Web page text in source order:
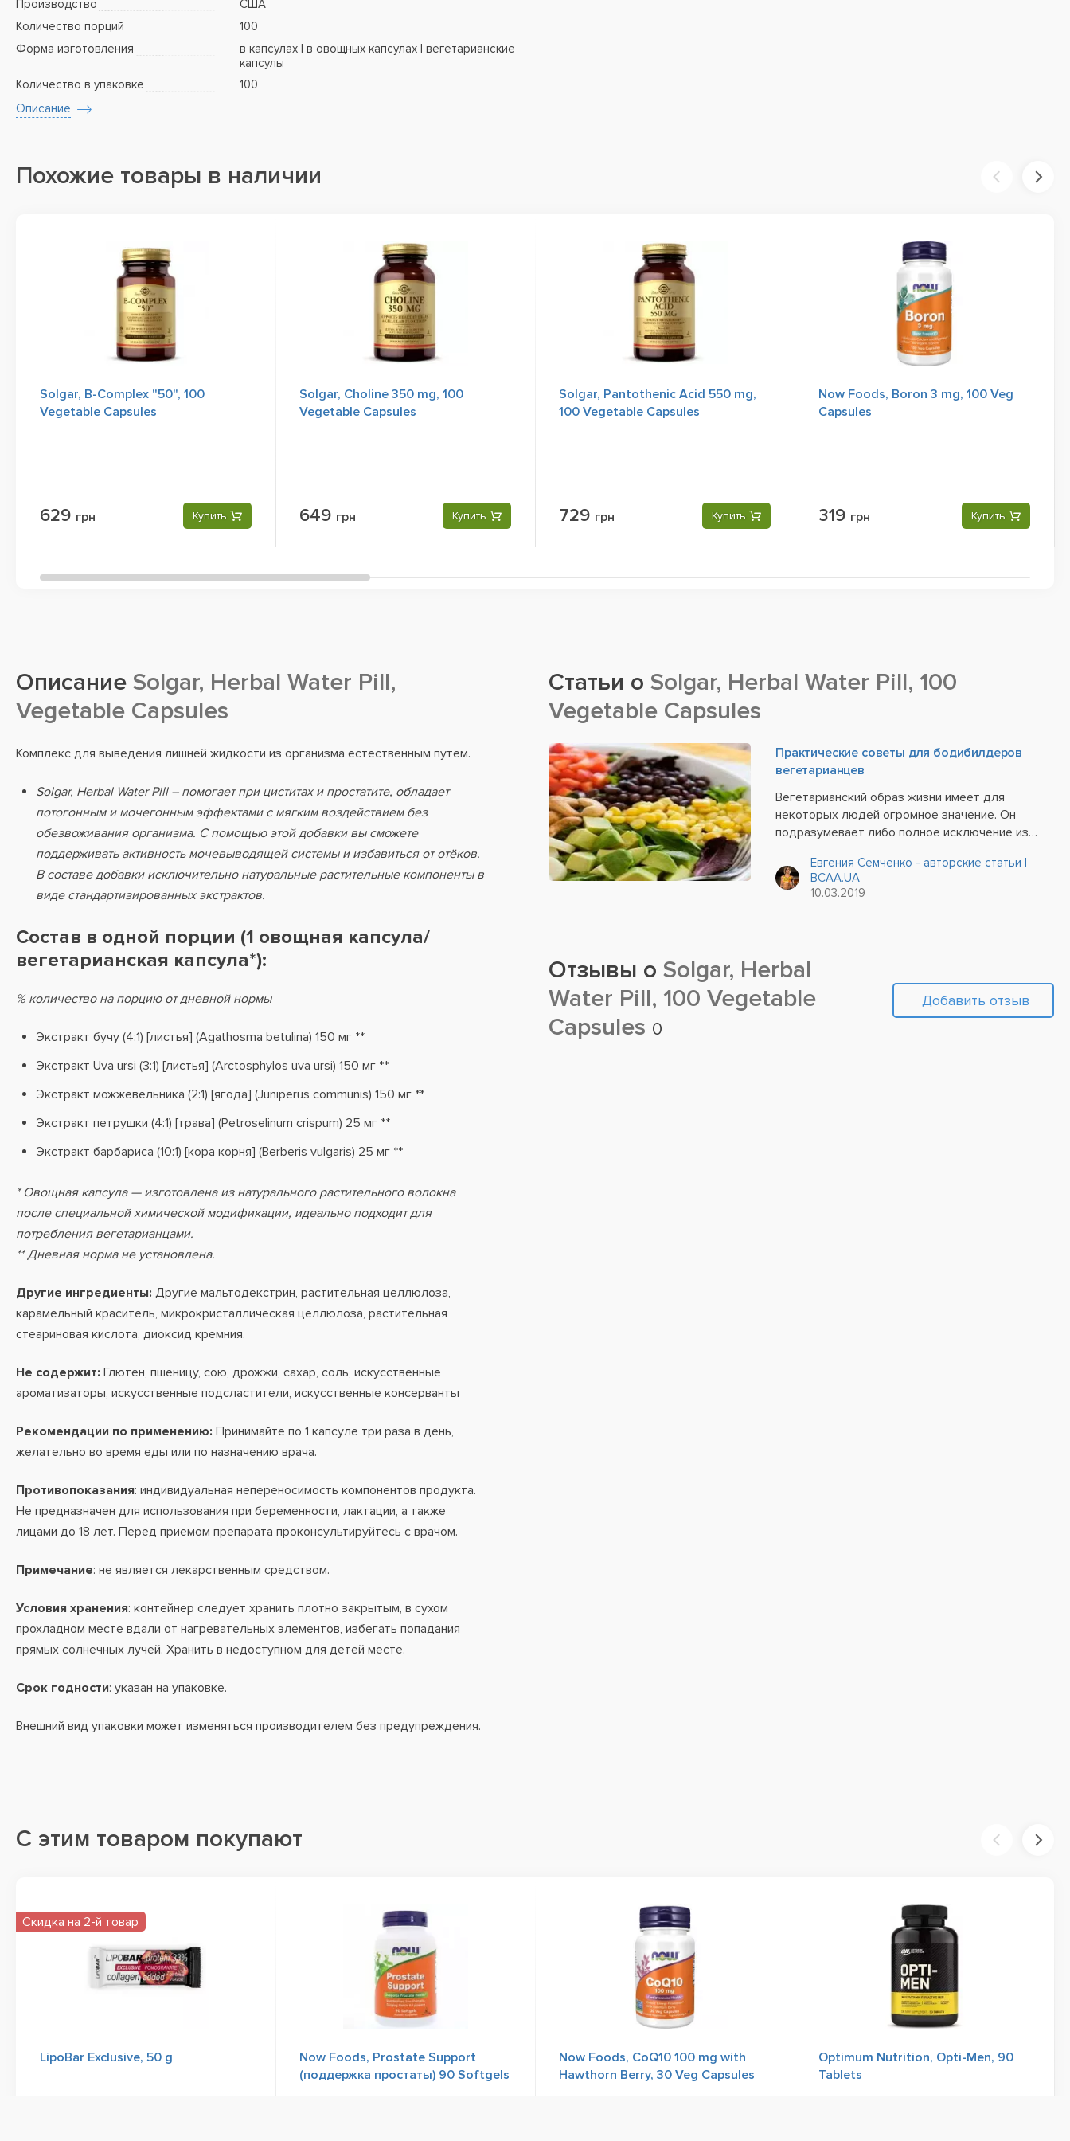
Производство
США
Количество порций
100
Форма изготовления
в капсулах | в овощных капсулах | вегетарианские
капсулы
Количество в упаковке
100
Описание
Похожие товары в наличии
Solgar, B-Complex "50", 100
Vegetable Capsules
629 грн Купить
Solgar, Choline 350 mg, 100
Vegetable Capsules
649 грн Купить
Solgar, Pantothenic Acid 550 mg,
100 Vegetable Capsules
729 грн Купить
Now Foods, Boron 3 mg, 100 Veg
Capsules
319 грн Купить
Описание Solgar, Herbal Water Pill,
Vegetable Capsules
Комплекс для выведения лишней жидкости из организма естественным путем.
Solgar, Herbal Water Pill – помогает при циститах и простатите, обладает
потогонным и мочегонным эффектами с мягким воздействием без
обезвоживания организма. С помощью этой добавки вы сможете
поддерживать активность мочевыводящей системы и избавиться от отёков.
В составе добавки исключительно натуральные растительные компоненты в
виде стандартизированных экстрактов.
Состав в одной порции (1 овощная капсула/
вегетарианская капсула*):
% количество на порцию от дневной нормы
Экстракт бучу (4:1) [листья] (Agathosma betulina) 150 мг **
Экстракт Uva ursi (3:1) [листья] (Arctosphylos uva ursi) 150 мг **
Экстракт можжевельника (2:1) [ягода] (Juniperus communis) 150 мг **
Экстракт петрушки (4:1) [трава] (Petroselinum crispum) 25 мг **
Экстракт барбариса (10:1) [кора корня] (Berberis vulgaris) 25 мг **
* Овощная капсула — изготовлена из натурального растительного волокна
после специальной химической модификации, идеально подходит для
потребления вегетарианцами.
** Дневная норма не установлена.
Другие ингредиенты: Другие мальтодекстрин, растительная целлюлоза,
карамельный краситель, микрокристаллическая целлюлоза, растительная
стеариновая кислота, диоксид кремния.
Не содержит: Глютен, пшеницу, сою, дрожжи, сахар, соль, искусственные
ароматизаторы, искусственные подсластители, искусственные консерванты
Рекомендации по применению: Принимайте по 1 капсуле три раза в день,
желательно во время еды или по назначению врача.
Противопоказания: индивидуальная непереносимость компонентов продукта.
Не предназначен для использования при беременности, лактации, а также
лицами до 18 лет. Перед приемом препарата проконсультируйтесь с врачом.
Примечание: не является лекарственным средством.
Условия хранения: контейнер следует хранить плотно закрытым, в сухом
прохладном месте вдали от нагревательных элементов, избегать попадания
прямых солнечных лучей. Хранить в недоступном для детей месте.
Срок годности: указан на упаковке.
Внешний вид упаковки может изменяться производителем без предупреждения.
Статьи о Solgar, Herbal Water Pill, 100
Vegetable Capsules
Практические советы для бодибилдеров
вегетарианцев
Вегетарианский образ жизни имеет для
некоторых людей огромное значение. Он
подразумевает либо полное исключение из
животного происхождения, либо их
значительное сокращение – как правило, это
Евгения Семченко - авторские статьи |
BCAA.UA
10.03.2019
Отзывы о Solgar, Herbal
Water Pill, 100 Vegetable
Capsules 0
Добавить отзыв
С этим товаром покупают
LipoBar Exclusive, 50 g
Скидка на 2-й товар
Now Foods, Prostate Support
(поддержка простаты) 90 Softgels
Now Foods, CoQ10 100 mg with
Hawthorn Berry, 30 Veg Capsules
Optimum Nutrition, Opti-Men, 90
Tablets